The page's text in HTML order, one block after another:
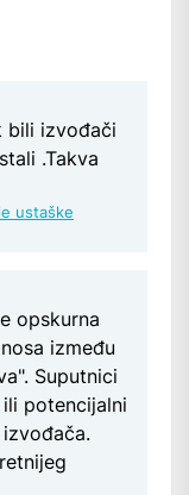
bili izvođači
.Takva
ustaške
opskurna
između
Suputnici
potencijalni